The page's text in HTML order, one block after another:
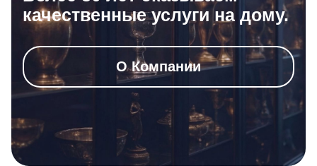
качественные услуги на дому.
О Компании